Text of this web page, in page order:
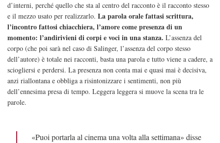
d’interni, perché quello che sta al centro del racconto è il racconto stesso
e il mezzo usato per realizzarlo. La parola orale fattasi scrittura,
l’incontro fattosi chiacchiera, l’amore come presenza di un
momento: l’andirivieni di corpi e voci in una stanza. L’assenza del
corpo (che poi sarà nel caso di Salinger, l’assenza del corpo stesso
dell’autore) è totale nei racconti, basta una parola e tutto viene a cadere, a
sciogliersi e perdersi. La presenza non conta mai e quasi mai è decisiva,
anzi riallontana e obbliga a risintonizzare i sentimenti, non più
dell’ennesima presa di tempo. Leggera leggera si muove la scena tra le
parole.
«Puoi portarla al cinema una volta alla settimana» disse